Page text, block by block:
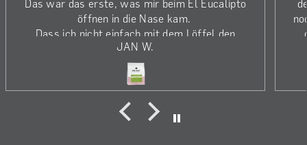
Das war das erste, was mir beim El Eucalipto
öffnen in die Nase kam.
Dass ich nicht einfach mit dem Löffel den
Kaffee gegessen habe, war auch alles… ;-)
Gebrüht im Kalita Wave fand ich ihn im
Vergleich zum V60 noch einen Ticken spritziger
und säurebetonter, was ihm wirklich zu Gute
kam.
In der Chemex war er klar und samtig weich.
JAN W.